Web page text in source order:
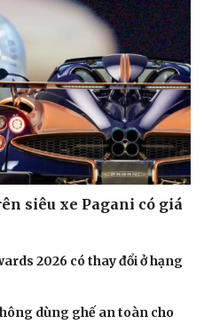
siêu xe Pagani có giá
2026 có thay đổi ở hạng
dùng ghế an toàn cho